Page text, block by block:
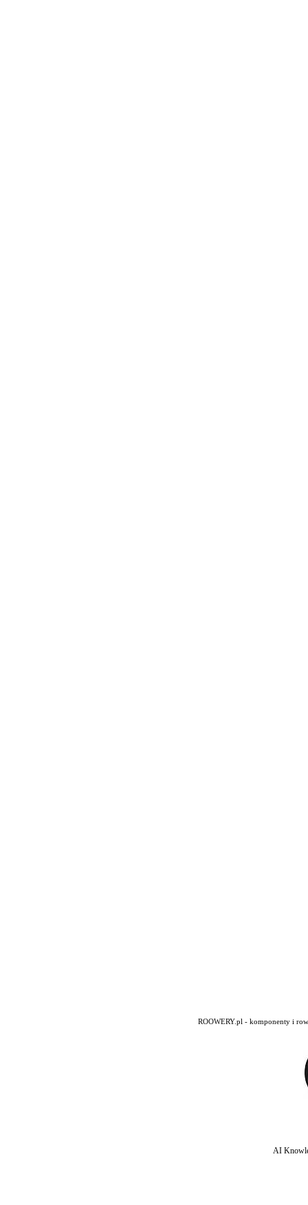
ROOWERY.pl - komponenty i
AI